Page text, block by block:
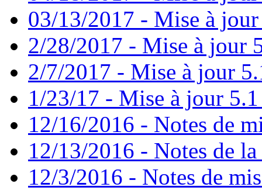
03/13/2017 - Mise à
2/28/2017 - Mise à jour
2/7/2017 - Mise à jour
1/23/17 - Mise à jour
12/16/2016 - Notes de
12/13/2016 - Notes de
12/3/2016 - Notes de